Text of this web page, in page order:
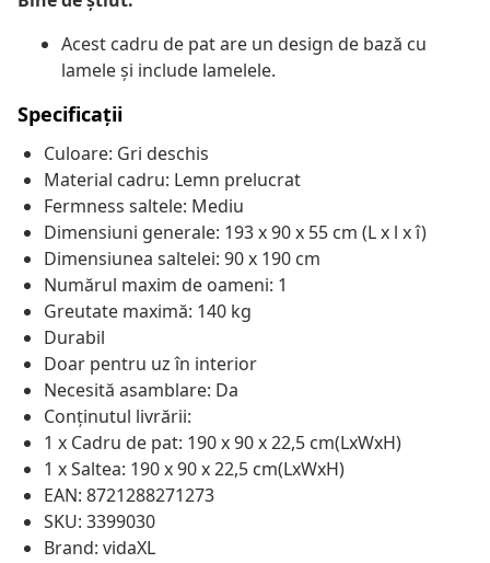
Acest cadru de pat are un design de bază cu
lamele și include lamelele.
Specificații
Culoare: Gri deschis
Material cadru: Lemn prelucrat
Fermness saltele: Mediu
Dimensiuni generale: 193 x 90 x 55 cm (L x l x î)
Dimensiunea saltelei: 90 x 190 cm
Numărul maxim de oameni: 1
Greutate maximă: 140 kg
Durabil
Doar pentru uz în interior
Necesită asamblare: Da
Conținutul livrării:
1 x Cadru de pat: 190 x 90 x 22,5 cm(LxWxH)
1 x Saltea: 190 x 90 x 22,5 cm(LxWxH)
EAN: 8721288271273
SKU: 3399030
Brand: vidaXL